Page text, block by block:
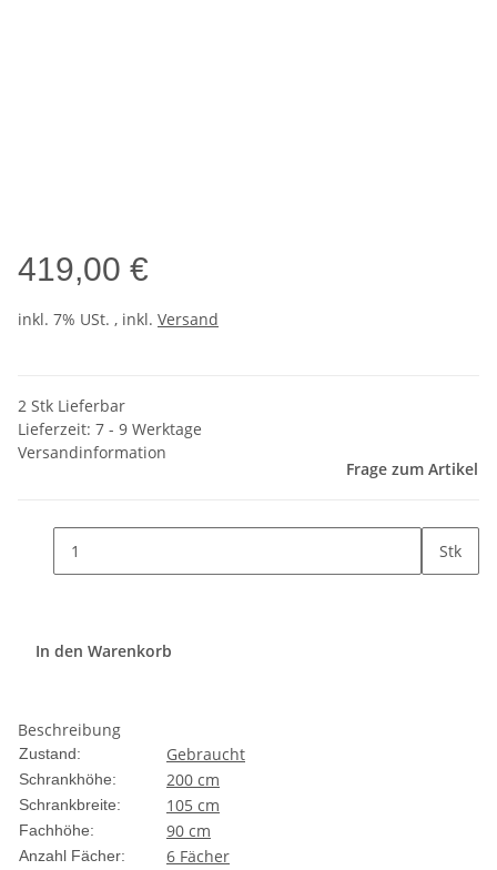
419,00 €
inkl. 7% USt. , inkl. Versand
2 Stk Lieferbar
Lieferzeit: 7 - 9 Werktage
Versandinformation
Frage zum Artikel
Stk
In den Warenkorb
Beschreibung
Zustand: Gebraucht
Schrankhöhe: 200 cm
Schrankbreite: 105 cm
Fachhöhe: 90 cm
Anzahl Fächer: 6 Fächer